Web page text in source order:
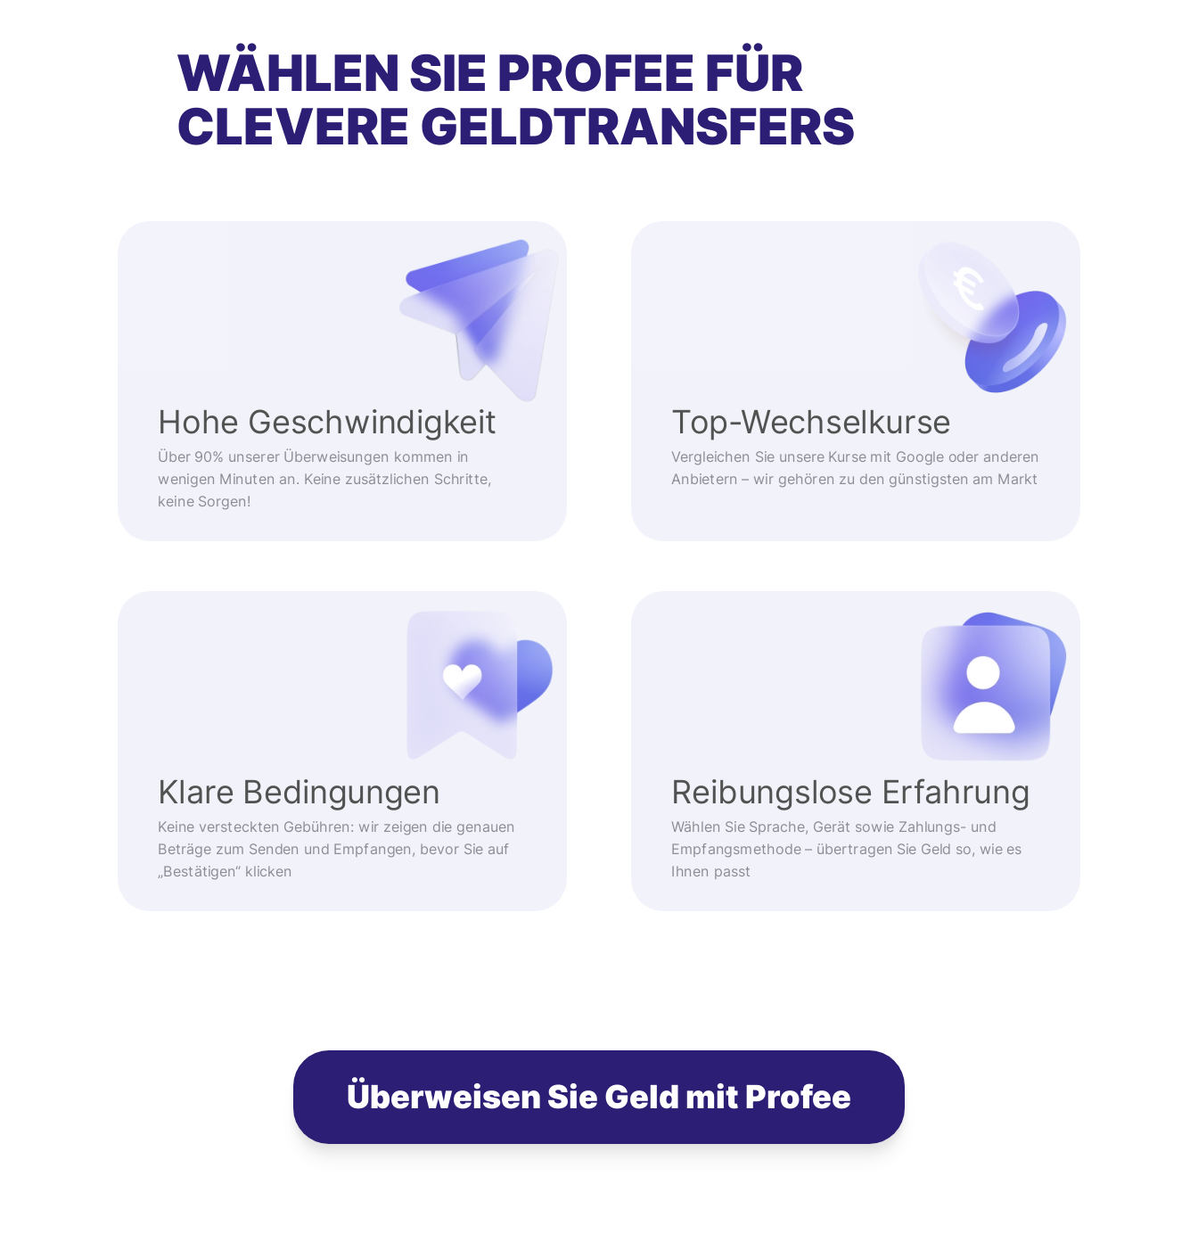
WÄHLEN SIE PROFEE FÜR
CLEVERE GELDTRANSFERS
Hohe Geschwindigkeit
Über 90% unserer Überweisungen kommen in
wenigen Minuten an. Keine zusätzlichen Schritte,
keine Sorgen!
Top-Wechselkurse
Vergleichen Sie unsere Kurse mit Google oder anderen
Anbietern – wir gehören zu den günstigsten am Markt
Klare Bedingungen
Keine versteckten Gebühren: wir zeigen die genauen
Beträge zum Senden und Empfangen, bevor Sie auf
„Bestätigen“ klicken
Reibungslose Erfahrung
Wählen Sie Sprache, Gerät sowie Zahlungs- und
Empfangsmethode – übertragen Sie Geld so, wie es
Ihnen passt
Überweisen Sie Geld mit Profee